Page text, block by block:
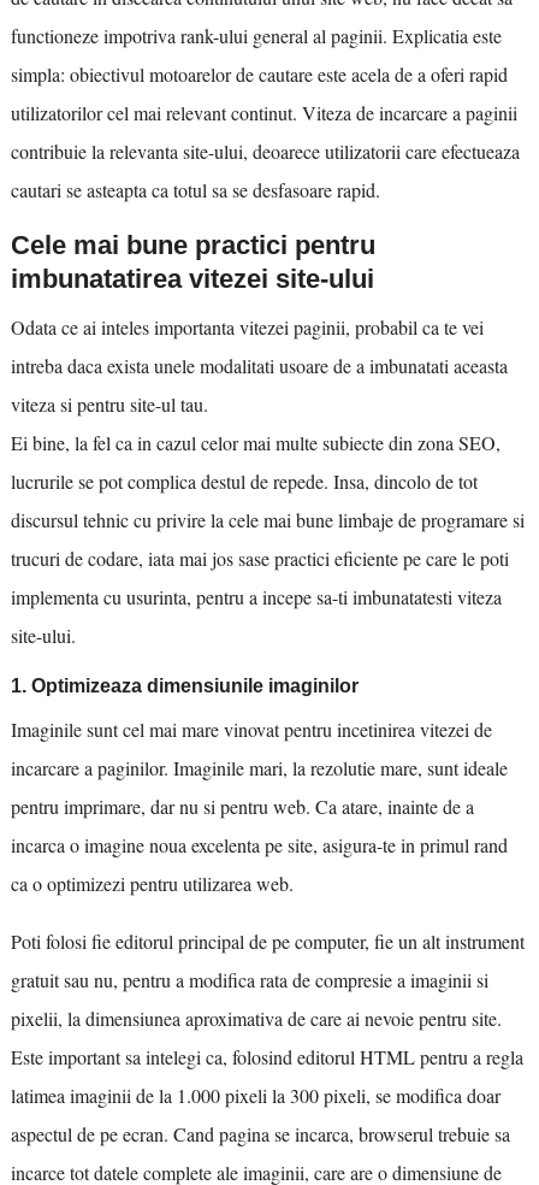
functioneze impotriva rank-ului general al paginii. Explicatia este
simpla: obiectivul motoarelor de cautare este acela de a oferi rapid
utilizatorilor cel mai relevant continut. Viteza de incarcare a paginii
contribuie la relevanta site-ului, deoarece utilizatorii care efectueaza
cautari se asteapta ca totul sa se desfasoare rapid.
Cele mai bune practici pentru
imbunatatirea vitezei site-ului
Odata ce ai inteles importanta vitezei paginii, probabil ca te vei
intreba daca exista unele modalitati usoare de a imbunatati aceasta
viteza si pentru site-ul tau.
Ei bine, la fel ca in cazul celor mai multe subiecte din zona SEO,
lucrurile se pot complica destul de repede. Insa, dincolo de tot
discursul tehnic cu privire la cele mai bune limbaje de programare si
trucuri de codare, iata mai jos sase practici eficiente pe care le poti
implementa cu usurinta, pentru a incepe sa-ti imbunatatesti viteza
site-ului.
1. Optimizeaza dimensiunile imaginilor
Imaginile sunt cel mai mare vinovat pentru incetinirea vitezei de
incarcare a paginilor. Imaginile mari, la rezolutie mare, sunt ideale
pentru imprimare, dar nu si pentru web. Ca atare, inainte de a
incarca o imagine noua excelenta pe site, asigura-te in primul rand
ca o optimizezi pentru utilizarea web.
Poti folosi fie editorul principal de pe computer, fie un alt instrument
gratuit sau nu, pentru a modifica rata de compresie a imaginii si
pixelii, la dimensiunea aproximativa de care ai nevoie pentru site.
Este important sa intelegi ca, folosind editorul HTML pentru a regla
latimea imaginii de la 1.000 pixeli la 300 pixeli, se modifica doar
aspectul de pe ecran. Cand pagina se incarca, browserul trebuie sa
incarce tot datele complete ale imaginii, care are o dimensiune de